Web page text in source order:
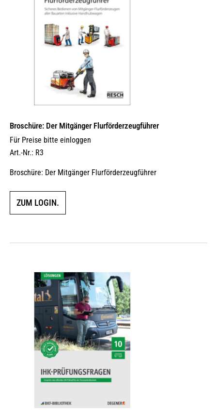
Broschüre: Der Mitgänger Flurförderzeugführer
Für Preise bitte einloggen
Art.-Nr.: R3
Broschüre: Der Mitgänger Flurförderzeugführer
ZUM LOGIN.